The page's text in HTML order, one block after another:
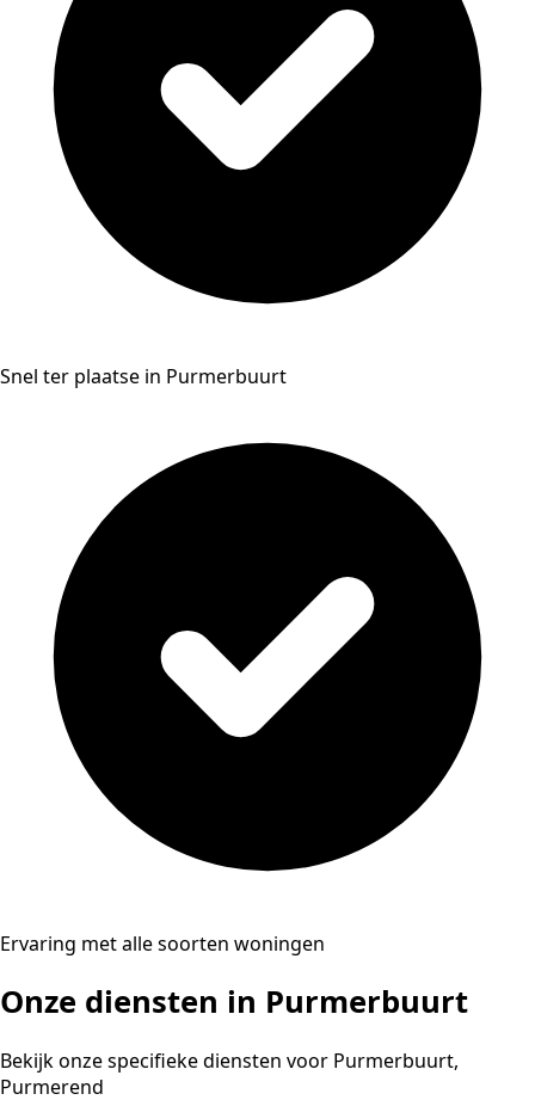
Snel ter plaatse in Purmerbuurt
Ervaring met alle soorten woningen
Onze diensten in Purmerbuurt
Bekijk onze specifieke diensten voor Purmerbuurt,
Purmerend